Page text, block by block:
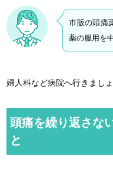
市販の頭痛
薬の服用を
婦人科など病院へ行きましょ
頭痛を繰り返さな
と